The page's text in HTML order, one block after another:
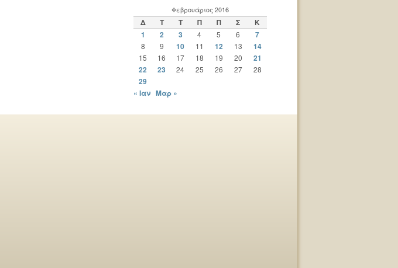
Φεβρουάριος 2016
Δ Τ Τ Π Π Σ
Κ
1
2 3 4 5 6 7
8 9 10 11 12 13 14
15 16 17 18 19 20
21
22
23 24 25 26 27 28
29
« Ιαν Μαρ »